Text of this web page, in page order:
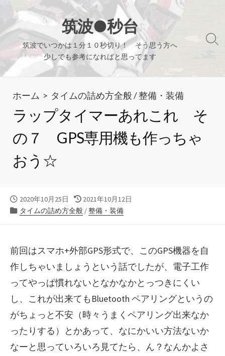
テ
ン
ツ
筑波●秒台
筑波でいつかは１分１０秒切り！ そう思う方へ
少しでも参考になればと思ってます
検
り
ホーム > タイムの詰め方全般/整備・装備
ラップタイマーあれこれ そ
の７ GPS専用機も作っちゃ
おう☆
公
開
2020年10月25日
最
終
日
2021年10月12日
カ
リ
ー
タイムの詰め方全般/整備・装備
前回はスマホ+外部GPS形式で、このGPS機器を自
作しちゃいましょうという話でしたが、電子工作
ってやっぱ慣れないとなかなかとっつきにくい
し、これが出来てもBluetooth ペアリングというの
がちょっと不安（時々うまくペアリング出来なか
ったりする）とかあって、なにかいい方法ないか
なーと思っていろいろ見てたら、ん？なんかよさ